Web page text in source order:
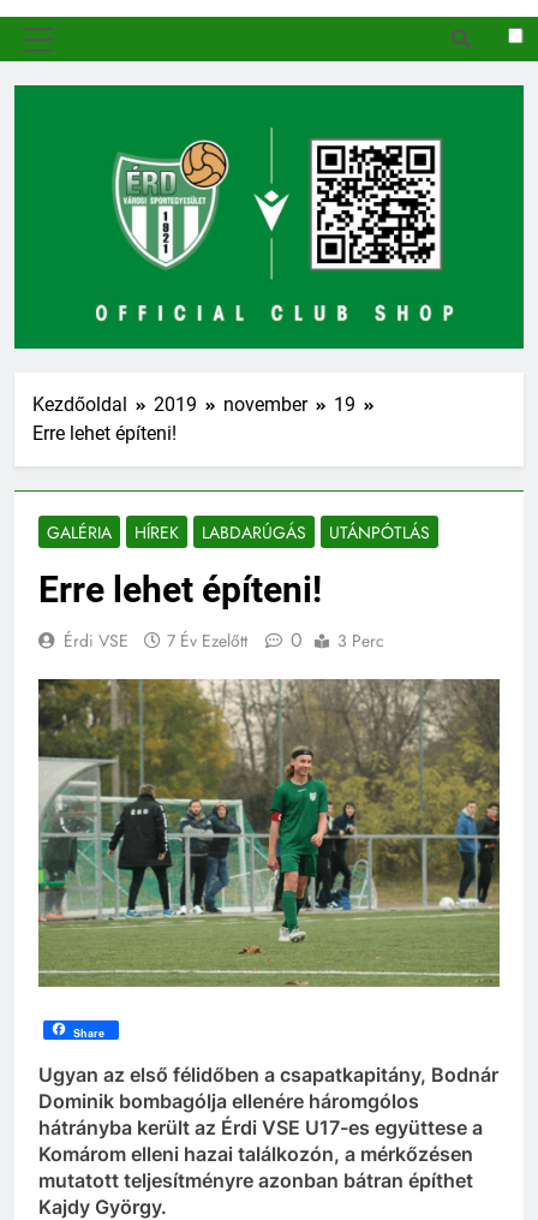
Kezdőoldal 2019 november
19
Erre lehet építeni!
GALÉRIA HÍREK LABDARÚGÁS UTÁNPÓTLÁS
Erre lehet építeni!
Érdi VSE 7 Év Ezelőtt 0 3 Perc
Share
Ugyan az első félidőben a csapatkapitány, Bodnár
Dominik bombagólja ellenére háromgólos
hátrányba került az Érdi VSE U17-es együttese a
Komárom elleni hazai találkozón, a mérkőzésen
mutatott teljesítményre azonban bátran építhet
Kajdy György.